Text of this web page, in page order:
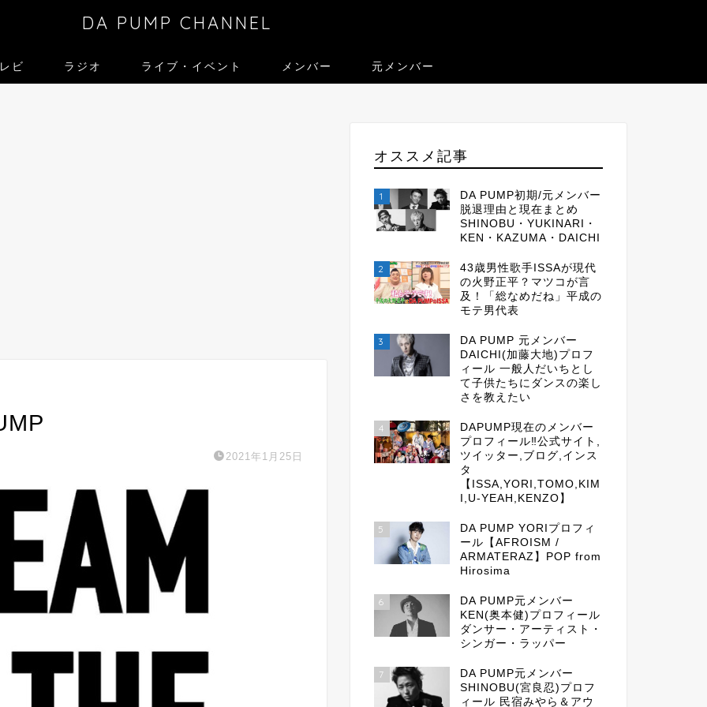
DA PUMP CHANNEL
ビ ラジオ ライブ・イベント メンバー 元メンバー
2021年1月25日
オススメ記事
1
DA PUMP初期/元メンバー
脱退理由と現在まとめ
SHINOBU・YUKINARI・
KEN・KAZUMA・DAICHI
2
43歳男性歌手ISSAが現代
の火野正平？マツコが言
及！「総なめだね」平成の
モテ男代表
3
DA PUMP 元メンバー
DAICHI(加藤大地)プロフ
ィール 一般人だいちとし
て子供たちにダンスの楽し
さを教えたい
4
DAPUMP現在のメンバー
プロフィール‼公式サイト,
ツイッター,ブログ,インス
タ
【ISSA,YORI,TOMO,KIM
I,U-YEAH,KENZO】
5
DA PUMP YORIプロフィ
ール【AFROISM /
ARMATERAZ】POP from
Hirosima
6
DA PUMP元メンバー
KEN(奥本健)プロフィール
ダンサー・アーティスト・
シンガー・ラッパー
7
DA PUMP元メンバー
SHINOBU(宮良忍)プロフ
ィール 民宿みやら＆アウ